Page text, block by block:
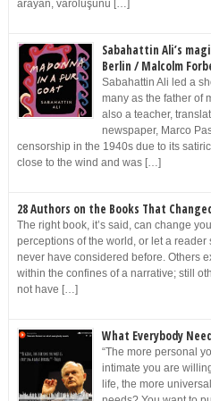
arayan, varoluşunu […]
Sabahattin Ali’s
Berlin / Malcolm
Sabahattin Ali led a
many as the father of
also a teacher,
newspaper, Marco
censorship in the 1940s due to its
close to the wind and was […]
28 Authors on the Books That
The right book, it’s said, can change
perceptions of the world, or let a
never have considered before. Others
within the confines of a narrative; still
not have […]
What Everybody
“The more personal
intimate you are
life, the more